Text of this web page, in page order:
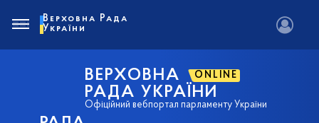
ВЕРХОВНА ONLINE
РАДА УКРАЇНИ
Офіційний вебпортал парламенту України
Верховна Рада
України